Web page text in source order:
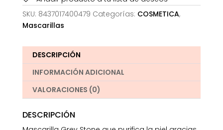
SKU: 8437017400479 Categorías: COSMETICA,
Mascarillas
DESCRIPCIÓN
INFORMACIÓN ADICIONAL
VALORACIONES (0)
DESCRIPCIÓN